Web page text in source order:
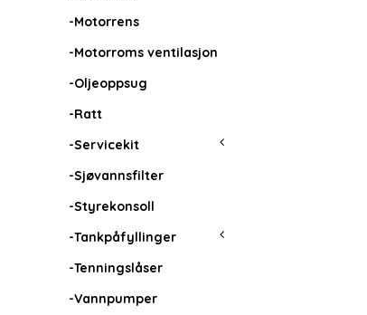
-Motorrens
-Motorroms ventilasjon
-Oljeoppsug
-Ratt
-Servicekit
-Sjøvannsfilter
-Styrekonsoll
-Tankpåfyllinger
-Tenningslåser
-Vannpumper